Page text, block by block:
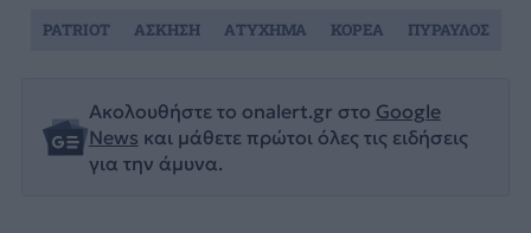
Ακολουθήστε το onalert.gr στο Google
News και μάθετε πρώτοι όλες τις ειδήσεις
για την άμυνα.
PATRIOT ΑΣΚΗΣΗ ΑΤΥΧΗΜΑ ΚΟΡΕΑ ΠΥΡΑΥΛΟΣ